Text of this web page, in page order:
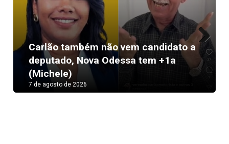
Carlão também não vem candidato a
deputado, Nova Odessa tem +1a
(Michele)
7 de agosto de 2026
Next